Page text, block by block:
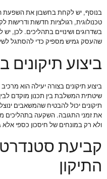
בנוסף, יש לקחת בחשבון את השפעת
טכנולוגית, רגולציות חדשות
בשדרוגים ושינויים בתהליכים. לכן,
שהעסק גמיש מספיק כדי להסתגל
ביצוע תיקונים
ביצוע תיקונים בצורה יעילה הוא
שיטתית המשלבת בין תכנון מוקדם
תיקונים יכול להבטיח שהמשאבים
את זמני התגובה. השקעה בתהליכים
ולא רק במונחים של חיסכון כספי אלא
קביעת
התיקון